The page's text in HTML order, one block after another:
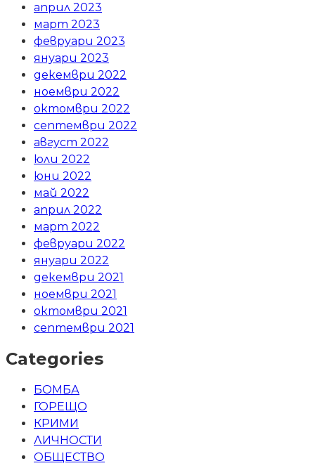
април 2023
март 2023
февруари 2023
януари 2023
декември 2022
ноември 2022
октомври 2022
септември 2022
август 2022
юли 2022
юни 2022
май 2022
април 2022
март 2022
февруари 2022
януари 2022
декември 2021
ноември 2021
октомври 2021
септември 2021
Categories
БОМБА
ГОРЕЩО
КРИМИ
ЛИЧНОСТИ
ОБЩЕСТВО